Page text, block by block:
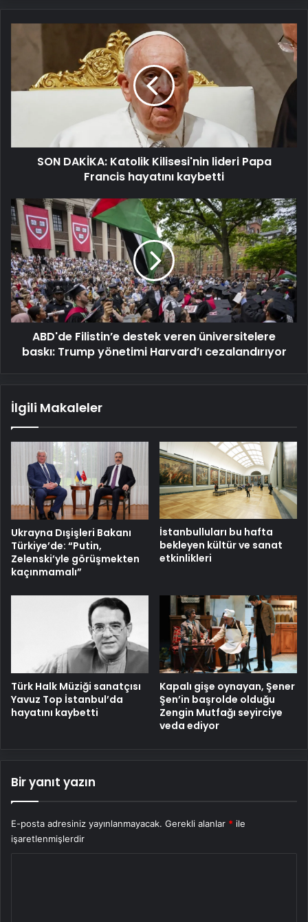
DAKİKA:
Kilisesi'nin
lideri
kaybetti
SON DAKİKA: Katolik Kilisesi'nin lideri Papa
Francis hayatını kaybetti
ABD'de
Filistin’e
destek
veren
üniversitelere
baskı:
Trump
yönetimi
Harvard’ı
cezalandırıyor
ABD'de Filistin’e destek veren üniversitelere
baskı: Trump yönetimi Harvard’ı cezalandırıyor
İlgili Makaleler
Ukrayna Dışişleri Bakanı
Türkiye’de: “Putin,
Zelenski’yle görüşmekten
kaçınmamalı”
İstanbulluları bu hafta
bekleyen kültür ve sanat
etkinlikleri
Türk Halk Müziği sanatçısı
Yavuz Top İstanbul’da
hayatını kaybetti
Kapalı gişe oynayan, Şener
Şen’in başrolde olduğu
Zengin Mutfağı seyirciye
veda ediyor
Bir yanıt yazın
E-posta adresiniz yayınlanmayacak. Gerekli alanlar * ile
işaretlenmişlerdir